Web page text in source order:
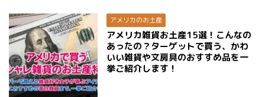
アメリカのお土産
アメリカ雑貨お土産15選！こんなの
あったの？ターゲットで買う、かわ
いい雑貨や文房具のおすすめ品を一
挙ご紹介します！